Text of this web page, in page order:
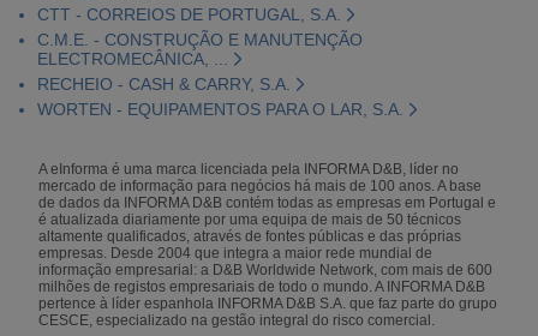
CTT - CORREIOS DE PORTUGAL, S.A.
C.M.E. - CONSTRUÇÃO E MANUTENÇÃO
ELECTROMECÂNICA, ...
RECHEIO - CASH & CARRY, S.A.
WORTEN - EQUIPAMENTOS PARA O LAR, S.A.
A eInforma é uma marca licenciada pela INFORMA D&B, líder no
mercado de informação para negócios há mais de 100 anos. A base
de dados da INFORMA D&B contém todas as empresas em Portugal e
é atualizada diariamente por uma equipa de mais de 50 técnicos
altamente qualificados, através de fontes públicas e das próprias
empresas. Desde 2004 que integra a maior rede mundial de
informação empresarial: a D&B Worldwide Network, com mais de 600
milhões de registos empresariais de todo o mundo. A INFORMA D&B
pertence à líder espanhola INFORMA D&B S.A. que faz parte do grupo
CESCE, especializado na gestão integral do risco comercial.